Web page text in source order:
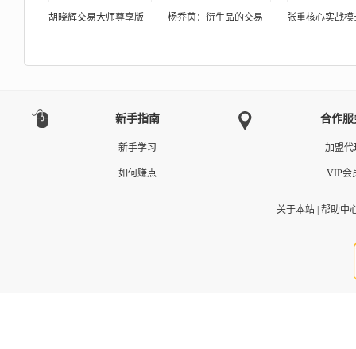
胡晓辉交易大师尊享版 杨乔茵：衍生品的交易 张重核心实战模
新手指南
新手学习
如何赚点
合作服
加盟代
VIP会
关于本站| 帮助中